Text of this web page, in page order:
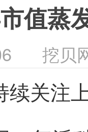
值蒸
挖贝
续关注